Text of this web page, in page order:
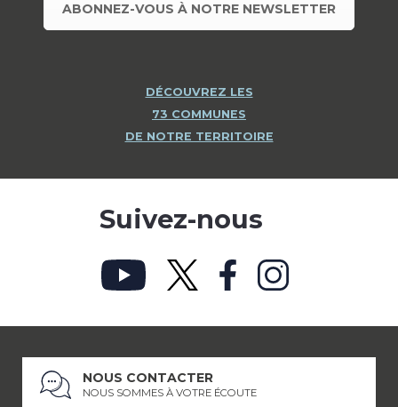
ABONNEZ-VOUS À NOTRE NEWSLETTER
DÉCOUVREZ LES
73 COMMUNES
DE NOTRE TERRITOIRE
Suivez-nous
NOUS CONTACTER
NOUS SOMMES À VOTRE ÉCOUTE